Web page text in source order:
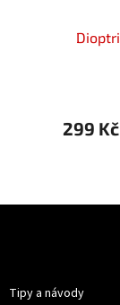
299 Kč
Tipy a návody